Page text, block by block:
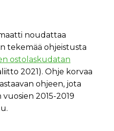
noudattaa
tekemää ohjeistusta
ostolaskudatan
2021). Ohje korvaa
ohjeen, jota
2015-2019